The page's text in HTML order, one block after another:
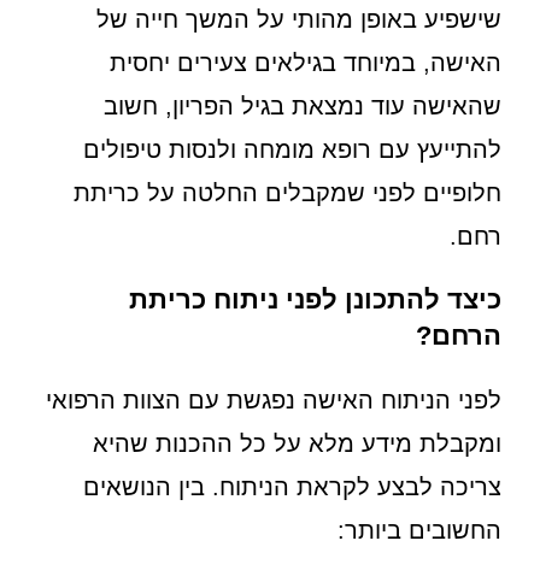
שישפיע באופן מהותי על המשך חייה של
האישה, במיוחד בגילאים צעירים יחסית
שהאישה עוד נמצאת בגיל הפריון, חשוב
להתייעץ עם רופא מומחה ולנסות טיפולים
חלופיים לפני שמקבלים החלטה על כריתת
רחם.
כיצד להתכונן לפני ניתוח כריתת
הרחם?
לפני הניתוח האישה נפגשת עם הצוות הרפואי
ומקבלת מידע מלא על כל ההכנות שהיא
צריכה לבצע לקראת הניתוח. בין הנושאים
החשובים ביותר: